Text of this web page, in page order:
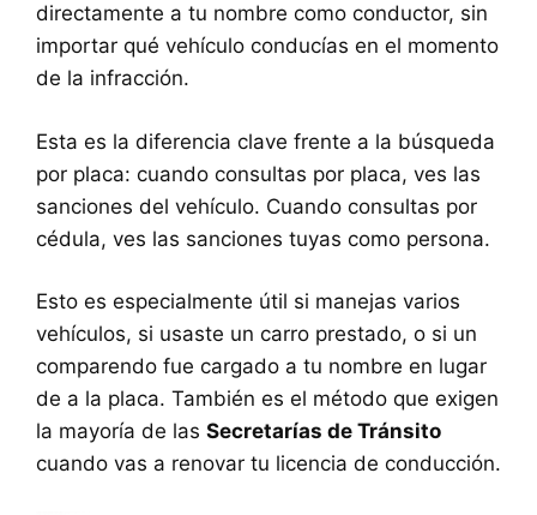
directamente a tu nombre como conductor, sin
importar qué vehículo conducías en el momento
de la infracción.
Esta es la diferencia clave frente a la búsqueda
por placa: cuando consultas por placa, ves las
sanciones del vehículo. Cuando consultas por
cédula, ves las sanciones tuyas como persona.
Esto es especialmente útil si manejas varios
vehículos, si usaste un carro prestado, o si un
comparendo fue cargado a tu nombre en lugar
de a la placa. También es el método que exigen
la mayoría de las Secretarías de Tránsito
cuando vas a renovar tu licencia de conducción.